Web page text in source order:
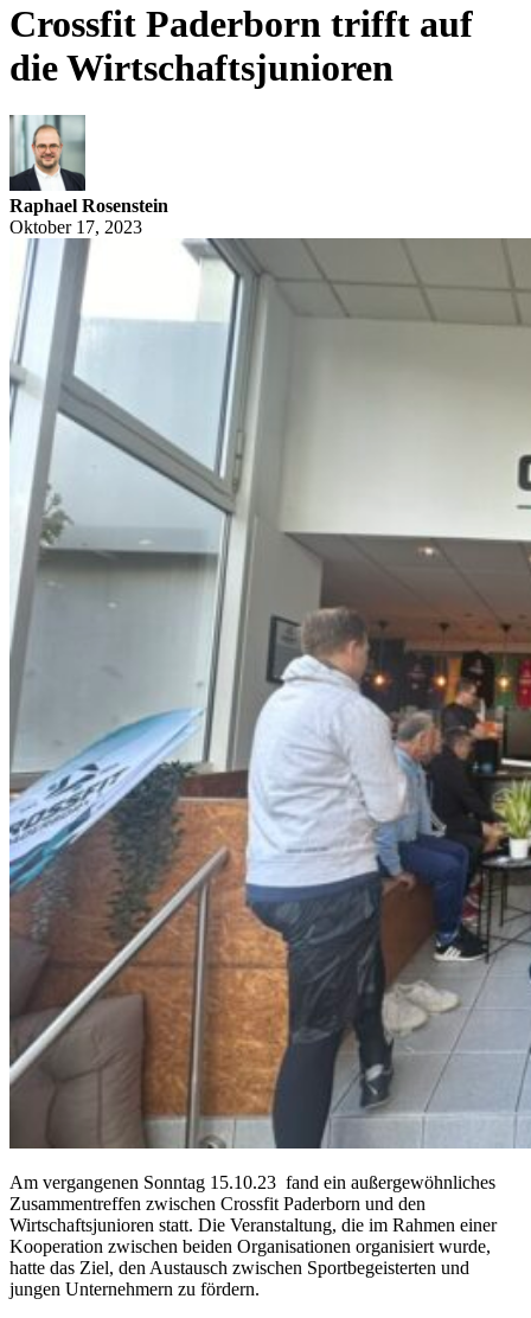
Crossfit Paderborn trifft auf
die Wirtschaftsjunioren
Raphael Rosenstein
Oktober 17, 2023
Am vergangenen Sonntag 15.10.23 fand ein außergewöhnliches
Zusammentreffen zwischen Crossfit Paderborn und den
Wirtschaftsjunioren statt. Die Veranstaltung, die im Rahmen einer
Kooperation zwischen beiden Organisationen organisiert wurde,
hatte das Ziel, den Austausch zwischen Sportbegeisterten und
jungen Unternehmern zu fördern.